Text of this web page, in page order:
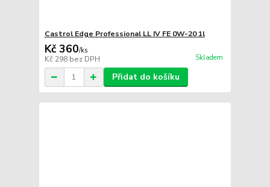
Castrol Edge Professional LL IV FE 0W-20 1l
Kč 360/ks
Kč 298 bez DPH Skladem
Přidat do košíku